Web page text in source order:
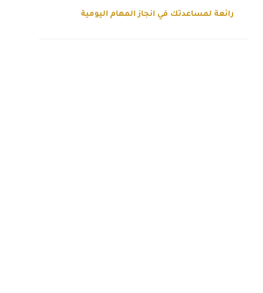
رائعة لمساعدتك في انجاز المهام اليومية